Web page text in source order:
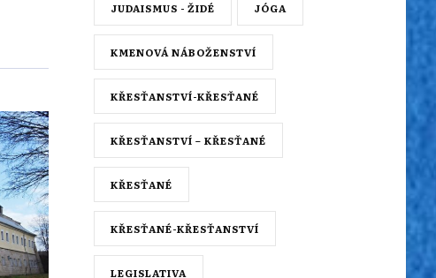
JUDAISMUS - ŽIDÉ JÓGA
KMENOVÁ NÁBOŽENSTVÍ
KŘESŤANSTVÍ-KŘESŤANÉ
KŘESŤANSTVÍ – KŘESŤANÉ
KŘESŤANÉ
KŘESŤANÉ-KŘESŤANSTVÍ
LEGISLATIVA